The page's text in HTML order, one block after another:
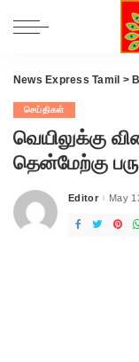
News Express Tamil >
செய்திகள்
வெயிலுக்கு
தென்மேற்கு
Posted
Editor May